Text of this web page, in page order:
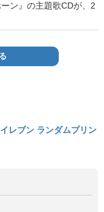
ン』の主題歌CDが、2
レブン ランダムプリン